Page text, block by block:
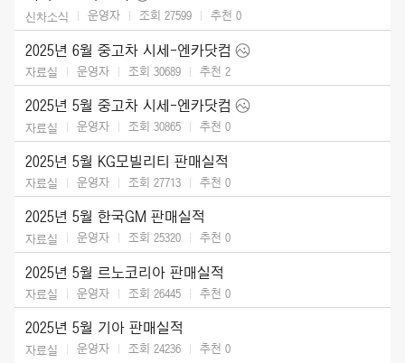
신차소식 운영자 조회 27599 추천 0
2025년 6월 중고차 시세-엔카닷컴
자료실 운영자 조회 30689 추천 2
2025년 5월 중고차 시세-엔카닷컴
자료실 운영자 조회 30865 추천 0
2025년 5월 KG모빌리티 판매실적
자료실 운영자 조회 27713 추천 0
2025년 5월 한국GM 판매실적
자료실 운영자 조회 25320 추천 0
2025년 5월 르노코리아 판매실적
자료실 운영자 조회 26445 추천 0
2025년 5월 기아 판매실적
자료실 운영자 조회 24236 추천 0